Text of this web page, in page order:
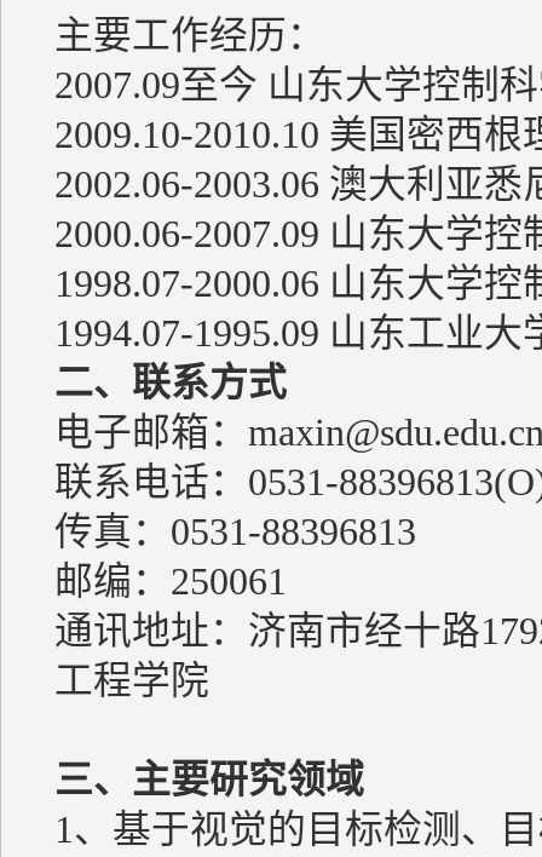
主要工作经历：
2007.09至今 山东大学控制
2009.10-2010.10 美国密西
2002.06-2003.06 澳大利亚
2000.06-2007.09 山东大学
1998.07-2000.06 山东大学
1994.07-1995.09 山东工业
二、联系方式
电子邮箱：
联系电话：0531-
传真：0531-88396813
邮编：250061
通讯地址：济南市经十路
工程学院
三、主要研究领域
1、基于视觉的目标检测、